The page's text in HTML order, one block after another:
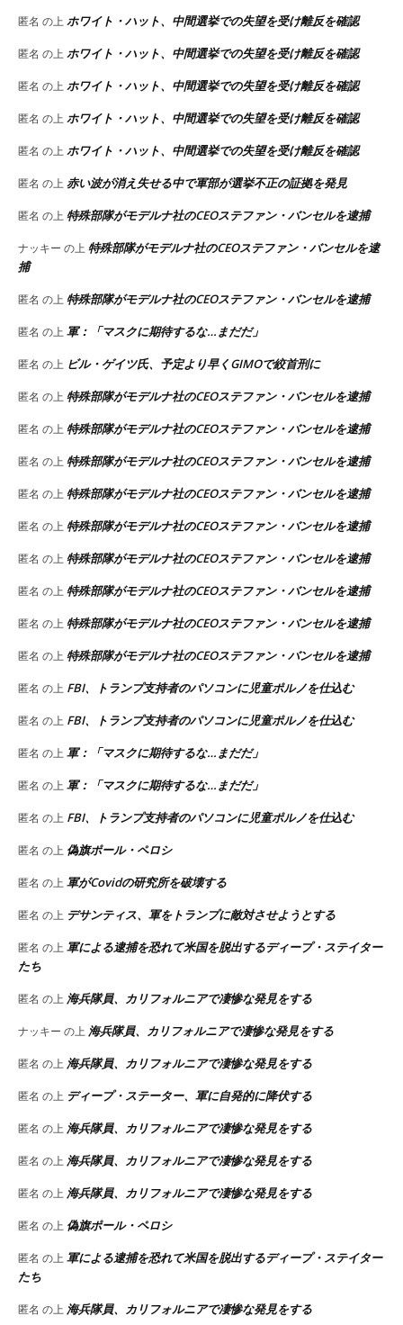
匿名 の上ホワイト・ハット、中間選挙での失望を受け離反を確認
匿名 の上ホワイト・ハット、中間選挙での失望を受け離反を確認
匿名 の上ホワイト・ハット、中間選挙での失望を受け離反を確認
匿名 の上ホワイト・ハット、中間選挙での失望を受け離反を確認
匿名 の上ホワイト・ハット、中間選挙での失望を受け離反を確認
匿名 の上赤い波が消え失せる中で軍部が選挙不正の証拠を発見
匿名 の上特殊部隊がモデルナ社のCEOステファン・バンセルを逮捕
ナッキー の上特殊部隊がモデルナ社のCEOステファン・バンセルを逮
捕
匿名 の上特殊部隊がモデルナ社のCEOステファン・バンセルを逮捕
匿名 の上軍：「マスクに期待するな…まだだ」
匿名 の上 ビル・ゲイツ氏、予定より早くGIMOで絞首刑に
匿名 の上特殊部隊がモデルナ社のCEOステファン・バンセルを逮捕
匿名 の上特殊部隊がモデルナ社のCEOステファン・バンセルを逮捕
匿名 の上特殊部隊がモデルナ社のCEOステファン・バンセルを逮捕
匿名 の上特殊部隊がモデルナ社のCEOステファン・バンセルを逮捕
匿名 の上特殊部隊がモデルナ社のCEOステファン・バンセルを逮捕
匿名 の上特殊部隊がモデルナ社のCEOステファン・バンセルを逮捕
匿名 の上特殊部隊がモデルナ社のCEOステファン・バンセルを逮捕
匿名 の上特殊部隊がモデルナ社のCEOステファン・バンセルを逮捕
匿名 の上特殊部隊がモデルナ社のCEOステファン・バンセルを逮捕
匿名 の上 FBI、トランプ支持者のパソコンに児童ポルノを仕込む
匿名 の上 FBI、トランプ支持者のパソコンに児童ポルノを仕込む
匿名 の上軍：「マスクに期待するな…まだだ」
匿名 の上軍：「マスクに期待するな…まだだ」
匿名 の上 FBI、トランプ支持者のパソコンに児童ポルノを仕込む
匿名 の上 偽旗ポール・ペロシ
匿名 の上軍がCovidの研究所を破壊する
匿名 の上 デサンティス、軍をトランプに敵対させようとする
匿名 の上軍による逮捕を恐れて米国を脱出するディープ・ステイター
たち
匿名 の上 海兵隊員、カリフォルニアで凄惨な発見をする
ナッキー の上 海兵隊員、カリフォルニアで凄惨な発見をする
匿名 の上 海兵隊員、カリフォルニアで凄惨な発見をする
匿名 の上 ディープ・ステーター、軍に自発的に降伏する
匿名 の上 海兵隊員、カリフォルニアで凄惨な発見をする
匿名 の上 海兵隊員、カリフォルニアで凄惨な発見をする
匿名 の上 海兵隊員、カリフォルニアで凄惨な発見をする
匿名 の上 偽旗ポール・ペロシ
匿名 の上軍による逮捕を恐れて米国を脱出するディープ・ステイター
たち
匿名 の上 海兵隊員、カリフォルニアで凄惨な発見をする